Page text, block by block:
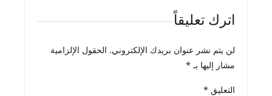
اترك تعليقاً
لن يتم نشر عنوان بريدك الإلكتروني. الحقول الإلزامية
مشار إليها بـ *
التعليق *